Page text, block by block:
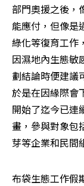
部門奧援之後，
能應付，但像是
綠化等復育工作
因濕地內生態敏
劃結論時便建議
於是在因緣際會
開始了迄今已連
畫，參與對象包
芽等企業和民間
布袋生態工作假